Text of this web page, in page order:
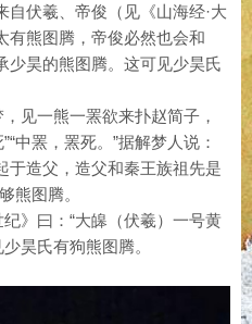
自伏羲、帝俊（见《山海经·大
有熊图腾，帝俊必然也会和
少昊的熊图腾。这可见少昊氏
见一熊一罴欲来扑赵简子，
中罴，罴死。”据解梦人说：
于造父，造父和秦王族祖先是
熊图腾。
纪》曰：“大皞（伏羲）一号黄
昊氏有狗熊图腾。